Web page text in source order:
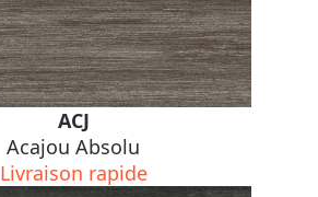
ACJ
Acajou Absolu
Livraison rapide